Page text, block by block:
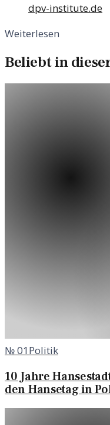
dpv-institute.de
Weiterlesen
Beliebt in
№01Politik
10 Jahre
den Hansetag in